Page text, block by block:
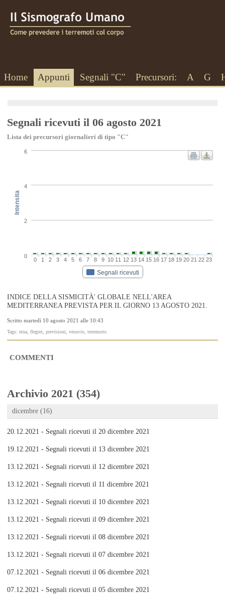
Home Appunti Segnali "C" Precursori: A G
Segnali ricevuti il 06 agosto 2021
Lista dei precursori giornalieri di tipo "C"
Intensita
Segnali ricevuti
0 1 2 3 4 5 6 7 8 9 10 11 12 13 14 15 16 17 18 19 20 21 22 23
0
2
4
6
INDICE DELLA SISMICITÀ' GLOBALE NELL'AREA
MEDITERRANEA PREVISTA PER IL GIORNO 13 AGOSTO 2021.
Scritto martedì 10 agosto 2021 alle 10:43
Tags: etna, flegrei, previsioni, vesuvio, terremoto
COMMENTI
Archivio 2021 (354)
dicembre (16)
20.12.2021 - Segnali ricevuti il 20 dicembre 2021
19.12.2021 - Segnali ricevuti il 13 dicembre 2021
13.12.2021 - Segnali ricevuti il 12 dicembre 2021
13.12.2021 - Segnali ricevuti il 11 dicembre 2021
13.12.2021 - Segnali ricevuti il 10 dicembre 2021
13.12.2021 - Segnali ricevuti il 09 dicembre 2021
13.12.2021 - Segnali ricevuti il 08 dicembre 2021
13.12.2021 - Segnali ricevuti il 07 dicembre 2021
07.12.2021 - Segnali ricevuti il 06 dicembre 2021
07.12.2021 - Segnali ricevuti il 05 dicembre 2021